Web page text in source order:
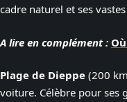
cadre naturel et ses
A lire en complément :
Plage de Dieppe (200
voiture. Célèbre pour ses